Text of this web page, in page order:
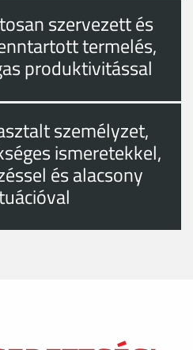
szervezett és
termelés,
produktivitással
személyzet,
ismeretekkel,
és alacsony